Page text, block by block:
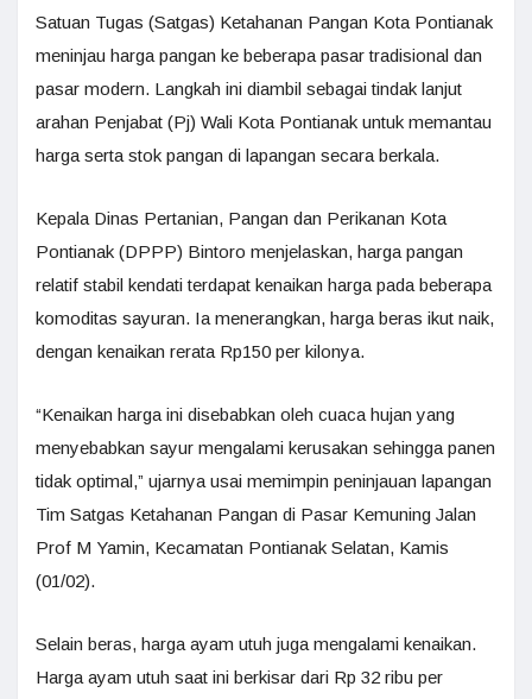
Satuan Tugas (Satgas) Ketahanan Pangan Kota Pontianak
meninjau harga pangan ke beberapa pasar tradisional dan
pasar modern. Langkah ini diambil sebagai tindak lanjut
arahan Penjabat (Pj) Wali Kota Pontianak untuk memantau
harga serta stok pangan di lapangan secara berkala.
Kepala Dinas Pertanian, Pangan dan Perikanan Kota
Pontianak (DPPP) Bintoro menjelaskan, harga pangan
relatif stabil kendati terdapat kenaikan harga pada beberapa
komoditas sayuran. Ia menerangkan, harga beras ikut naik,
dengan kenaikan rerata Rp150 per kilonya.
“Kenaikan harga ini disebabkan oleh cuaca hujan yang
menyebabkan sayur mengalami kerusakan sehingga panen
tidak optimal,” ujarnya usai memimpin peninjauan lapangan
Tim Satgas Ketahanan Pangan di Pasar Kemuning Jalan
Prof M Yamin, Kecamatan Pontianak Selatan, Kamis
(01/02).
Selain beras, harga ayam utuh juga mengalami kenaikan.
Harga ayam utuh saat ini berkisar dari Rp 32 ribu per